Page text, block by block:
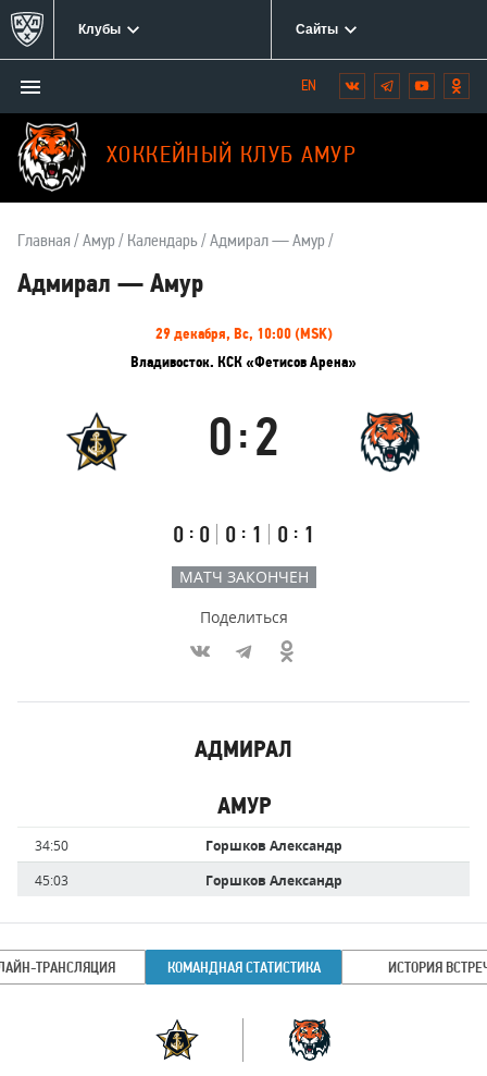
Клубы Сайты
ХОККЕЙНЫЙ КЛУБ АМУР
Открыть/
закрыть
меню
Мы
в
социальных
сетях:
Вконтакте
Telegram
YouTube
Главная Амур Календарь Адмирал — Амур
Адмирал — Амур
29 декабря, Вс, 10:00 (MSK)
Владивосток. КСК «Фетисов Арена»
Адмирал 0 : 2
Первый
тайм
0 : 0
Второй
тайм
0 : 1
Третий
тайм
0 : 1
Амур
МАТЧ ЗАКОНЧЕН
Поделиться
АДМИРАЛ
АМУР
Время Имя
игрока
34:50
Горшков Александр
45:03
Горшков Александр
ТРАНСЛЯЦИЯ КОМАНДНАЯ СТАТИСТИКА ИСТОРИЯ
Команда